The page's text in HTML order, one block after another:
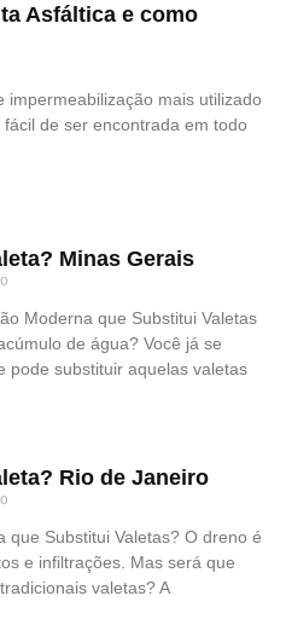
Asfáltica e como
impermeabilização mais utilizado
de ser encontrada em todo
Minas Gerais
Moderna que Substitui Valetas
de água? Você já se
pode substituir aquelas valetas
Rio de Janeiro
que Substitui Valetas? O dreno é
e infiltrações. Mas será que
valetas? A